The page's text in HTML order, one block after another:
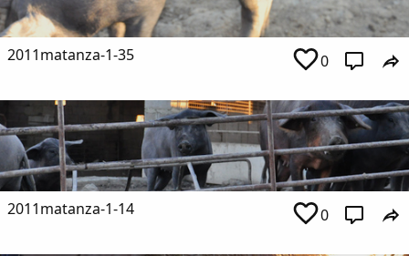
2011matanza-1-35 0
2011matanza-1-14 0